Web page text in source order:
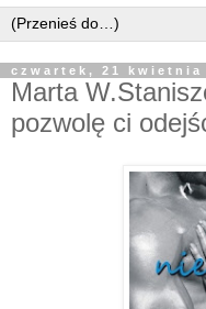
czwartek, 21 kwietnia
Marta
pozwolę ci